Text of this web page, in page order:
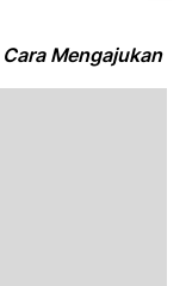
Mengajukan